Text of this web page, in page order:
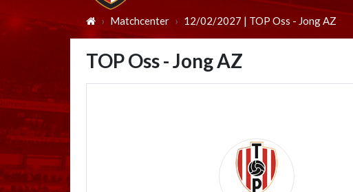
Matchcenter 12/02/2027 | TOP Oss - Jong AZ
TOP Oss - Jong AZ